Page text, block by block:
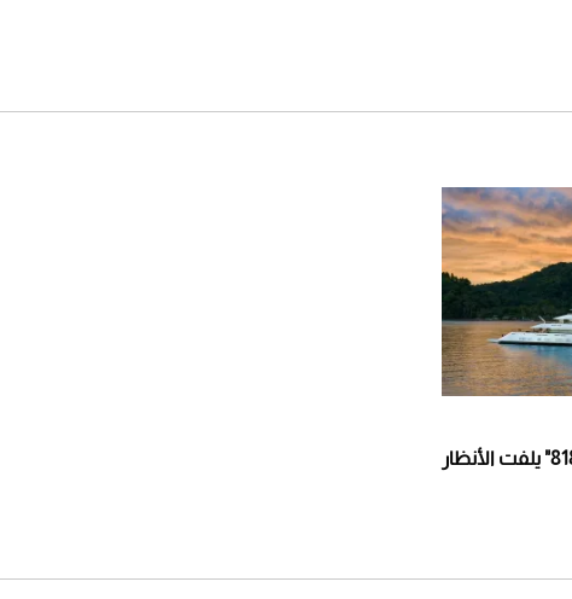
اليخت العملاق "فيدشيب 818" يلفت الأنظار